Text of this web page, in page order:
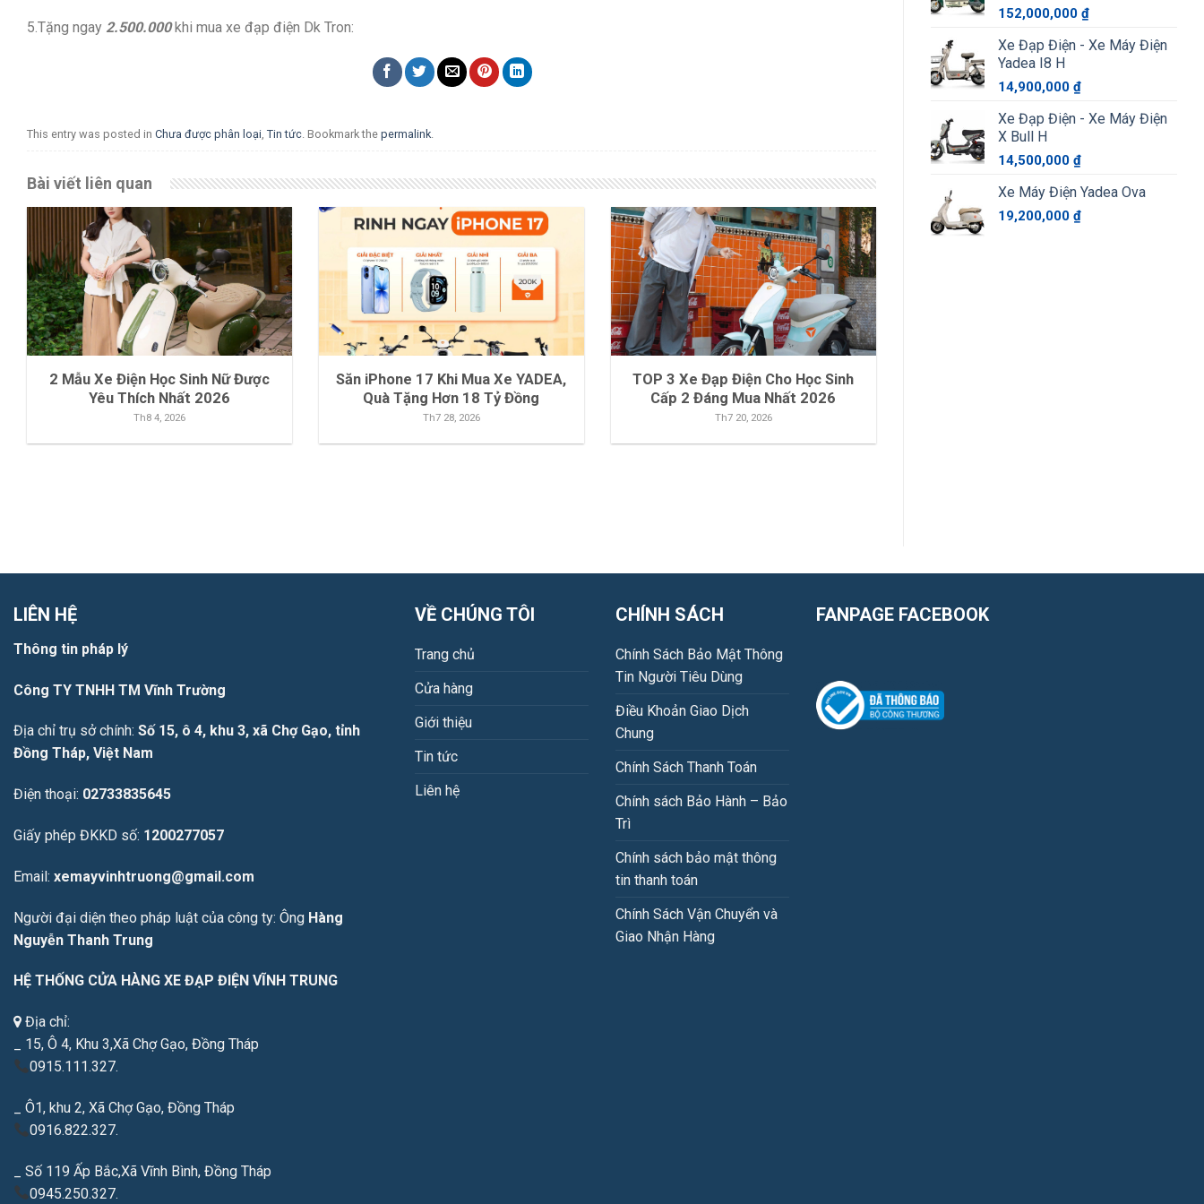
5.Tặng ngay 2.500.000khi mua xe đạp điện Dk Tron:
This entry was posted in Chưa được phân loại, Tin tức. Bookmark the permalink.
Bài viết liên quan
2 Mẫu Xe Điện Học Sinh Nữ Được
Yêu Thích Nhất 2026
Th8 4, 2026
Săn iPhone 17 Khi Mua Xe YADEA,
Quà Tặng Hơn 18 Tỷ Đồng
Th7 28, 2026
TOP 3 Xe Đạp Điện Cho Học Sinh
Cấp 2 Đáng Mua Nhất 2026
Th7 20, 2026
152,000,000 ₫
Xe Đạp Điện - Xe Máy Điện
Yadea I8 H
14,900,000 ₫
Xe Đạp Điện - Xe Máy Điện
X Bull H
14,500,000 ₫
Xe Máy Điện Yadea Ova
19,200,000 ₫
LIÊN HỆ
Thông tin pháp lý
Công TY TNHH TM Vĩnh Trường
Địa chỉ trụ sở chính: Số 15, ô 4, khu 3, xã Chợ Gạo, tỉnh
Đồng Tháp, Việt Nam
Điện thoại: 02733835645
Giấy phép ĐKKD số: 1200277057
Email: xemayvinhtruong@gmail.com
Người đại diện theo pháp luật của công ty: Ông Hàng
Nguyễn Thanh Trung
HỆ THỐNG CỬA HÀNG XE ĐẠP ĐIỆN VĨNH TRUNG
Địa chỉ:
_ 15, Ô 4, Khu 3,Xã Chợ Gạo, Đồng Tháp
0915.111.327.
_ Ô1, khu 2, Xã Chợ Gạo, Đồng Tháp
0916.822.327.
_ Số 119 Ấp Bắc,Xã Vĩnh Bình, Đồng Tháp
0945.250.327.
VỀ CHÚNG TÔI
Trang chủ
Cửa hàng
Giới thiệu
Tin tức
Liên hệ
CHÍNH SÁCH
Chính Sách Bảo Mật Thông
Tin Người Tiêu Dùng
Điều Khoản Giao Dịch
Chung
Chính Sách Thanh Toán
Chính sách Bảo Hành – Bảo
Trì
Chính sách bảo mật thông
tin thanh toán
Chính Sách Vận Chuyển và
Giao Nhận Hàng
FANPAGE FACEBOOK